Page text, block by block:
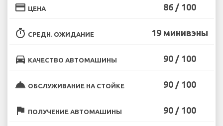
credit_card ЦЕНА 86 / 100
timer СРЕДН. ОЖИДАНИЕ 19 минивэны
directions_car КАЧЕСТВО АВТОМАШИНЫ 90 / 100
room_service ОБСЛУЖИВАНИЕ НА СТОЙКЕ 90 / 100
flag ПОЛУЧЕНИЕ АВТОМАШИНЫ 90 / 100